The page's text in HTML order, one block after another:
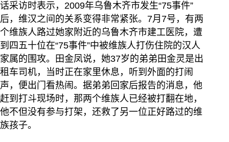
话采访时表示，2009年乌鲁木齐市发生“75事件”
后，维汉之间的关系变得非常紧张。7月7号，有两
个维族人路过她家附近的乌鲁木齐市建工医院，遭
到四五十位在“75事件”中被维族人打伤住院的汉人
家属的围攻。田金凤说，她37岁的弟弟田金灵是出
租车司机，当时正在家里休息，听到外面的打闹
声，便出门看热闹。据弟弟回家后报告的消息，他
赶到打斗现场时，那两个维族人已经被打翻在地，
他不但没有参与打架，还救了另一位正好路过的维
族孩子。